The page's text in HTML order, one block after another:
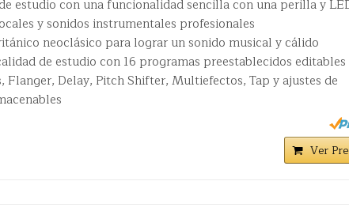
estudio con una funcionalidad sencilla con una perilla y
y sonidos instrumentales profesionales
neoclásico para lograr un sonido musical y cálido
de estudio con 16 programas preestablecidos editables
Flanger, Delay, Pitch Shifter, Multiefectos, Tap y ajustes de
Ver